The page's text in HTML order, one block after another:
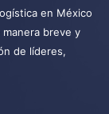
en México
breve y
de líderes,